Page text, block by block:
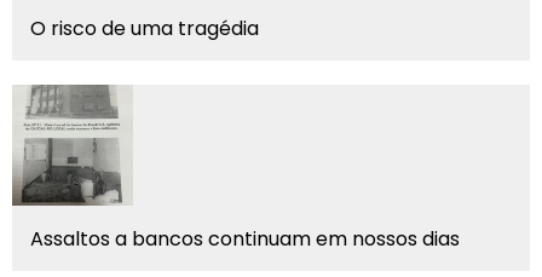
O risco de uma tragédia
Assaltos a bancos continuam em nossos dias